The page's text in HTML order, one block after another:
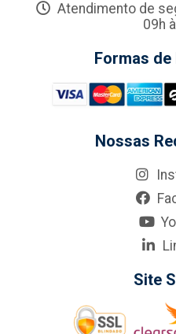
Atendimento de
09h
Formas
Nossas
Site